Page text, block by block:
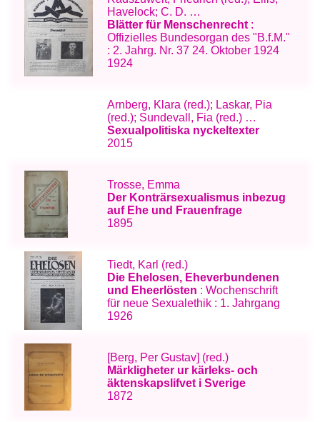
Havelock; C. D. …
Blätter für Menschenrecht :
Offizielles Bundesorgan des "B.f.M."
: 2. Jahrg. Nr. 37 24. Oktober 1924
1924
Arnberg, Klara (red.); Laskar, Pia
(red.); Sundevall, Fia (red.) …
Sexualpolitiska nyckeltexter
2015
Trosse, Emma
Der Konträrsexualismus inbezug
auf Ehe und Frauenfrage
1895
Tiedt, Karl (red.)
Die Ehelosen, Eheverbundenen
und Eheerlösten : Wochenschrift
für neue Sexualethik : 1. Jahrgang
1926
[Berg, Per Gustav] (red.)
Märkligheter ur kärleks- och
äktenskapslifvet i Sverige
1872